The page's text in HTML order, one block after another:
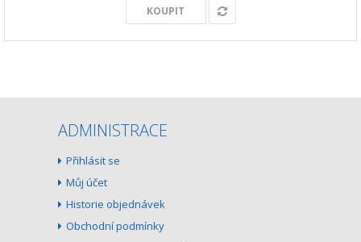
KOUPIT
ADMINISTRACE
Přihlásit se
Můj účet
Historie objednávek
Obchodní podmínky